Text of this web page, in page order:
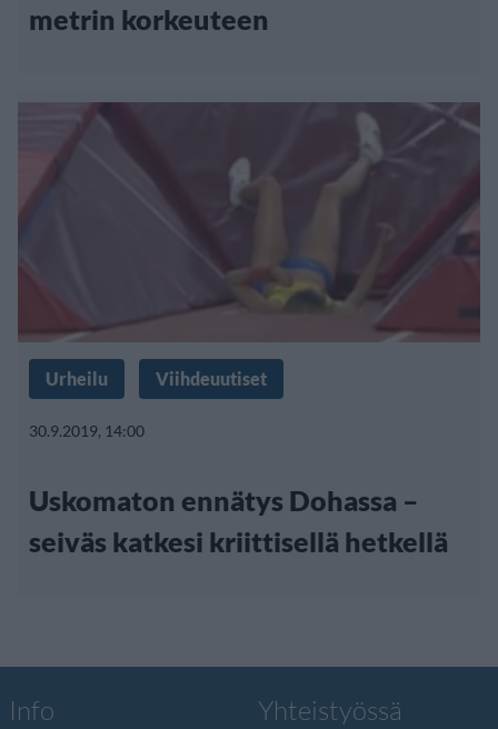
metrin korkeuteen
Urheilu Viihdeuutiset
30.9.2019, 14:00
Uskomaton ennätys Dohassa –
seiväs katkesi kriittisellä hetkellä
Info Yhteistyössä